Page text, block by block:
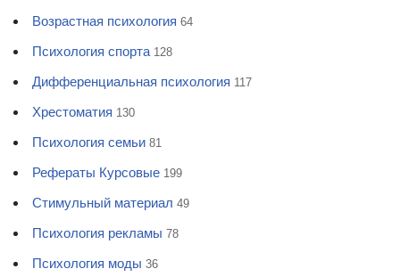
Возрастная психология 64
Психология спорта 128
Дифференциальная психология 117
Хрестоматия 130
Психология семьи 81
Рефераты Курсовые 199
Стимульный материал 49
Психология рекламы 78
Психология моды 36